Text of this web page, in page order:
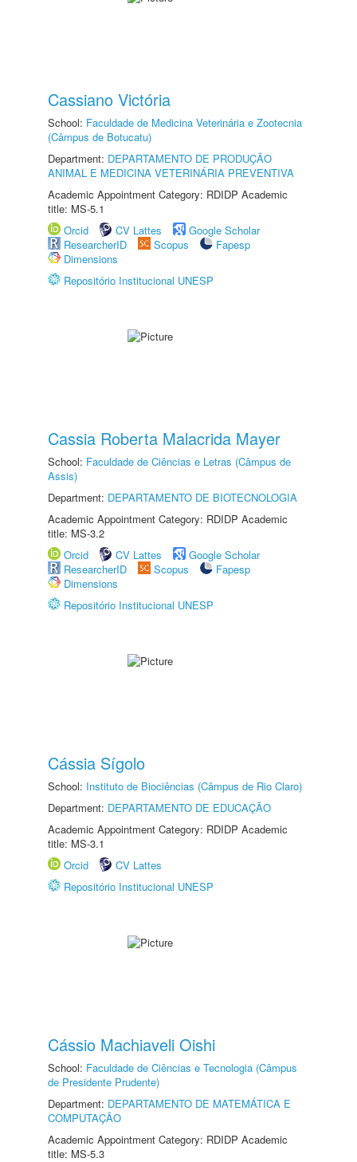
Cassiano Victória
School: Faculdade de Medicina Veterinária e Zootecnia
(Câmpus de Botucatu)
Department: DEPARTAMENTO DE PRODUÇÃO
ANIMAL E MEDICINA VETERINÁRIA PREVENTIVA
Academic Appointment Category: RDIDP Academic
title: MS-5.1
Orcid
CV Lattes
Google Scholar
ResearcherID
Scopus
Fapesp
Dimensions
Repositório Institucional UNESP
Cassia Roberta Malacrida Mayer
School: Faculdade de Ciências e Letras (Câmpus de
Assis)
Department: DEPARTAMENTO DE BIOTECNOLOGIA
Academic Appointment Category: RDIDP Academic
title: MS-3.2
Orcid
CV Lattes
Google Scholar
ResearcherID
Scopus
Fapesp
Dimensions
Repositório Institucional UNESP
Cássia Sígolo
School: Instituto de Biociências (Câmpus de Rio Claro)
Department: DEPARTAMENTO DE EDUCAÇÃO
Academic Appointment Category: RDIDP Academic
title: MS-3.1
Orcid
CV Lattes
Repositório Institucional UNESP
Cássio Machiaveli Oishi
School: Faculdade de Ciências e Tecnologia (Câmpus
de Presidente Prudente)
Department: DEPARTAMENTO DE MATEMÁTICA E
COMPUTAÇÃO
Academic Appointment Category: RDIDP Academic
title: MS-5.3